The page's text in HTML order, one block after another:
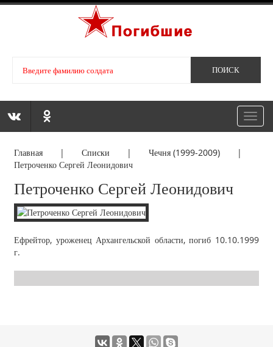
Главная |Списки | Чечня (1999-2009)|
Петроченко Сергей Леонидович
Петроченко Сергей Леонидович
Ефрейтор, уроженец Архангельской области, погиб 10.10.1999
г.